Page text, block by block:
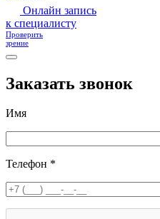
Онлайн запись
к специалисту
Проверить
зрение
Заказать звонок
Имя
Телефон *